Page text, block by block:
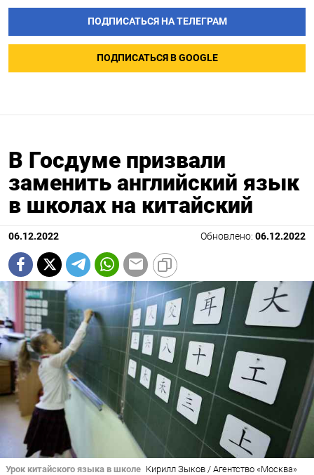
ПОДПИСАТЬСЯ НА ТЕЛЕГРАМ
ПОДПИСАТЬСЯ В GOOGLE
В Госдуме призвали
заменить английский язык
в школах на китайский
06.12.2022 Обновлено: 06.12.2022
Урок китайского языка в школе Кирилл Зыков / Агентство «Москва»